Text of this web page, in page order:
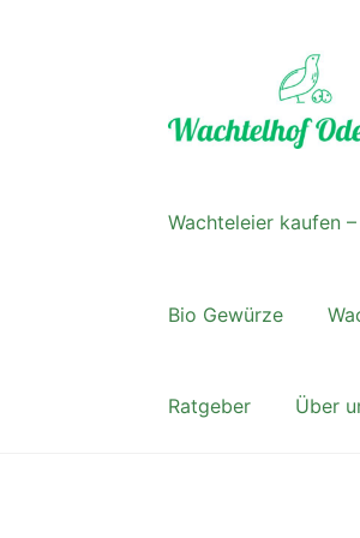
springen
springen
Wachteleier kaufen
Bio Gewürze
Ratgeber Über